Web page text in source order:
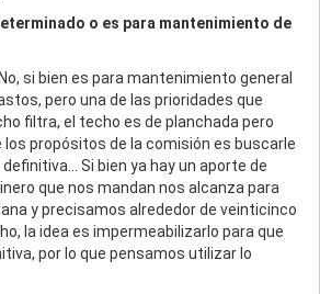
o es para mantenimiento de
No, si bien es para mantenimiento general
pero una de las prioridades que
filtra, el techo es de planchada pero
propósitos de la comisión es buscarle
Si bien ya hay un aporte de
que nos mandan nos alcanza para
y precisamos alrededor de veinticinco
la idea es impermeabilizarlo para que
por lo que pensamos utilizar lo